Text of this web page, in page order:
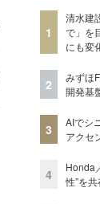
1
清水建
で」を
にも変
2
みずほ
開発基
3
AIでシ
アクセ
4
Honda
性”を